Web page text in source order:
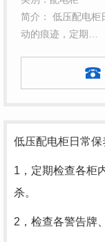
简介： 低压配电柜
动的痕迹，定期…
低压配电柜日常保
1，定期检查各柜
杀。
2，检查各警告牌